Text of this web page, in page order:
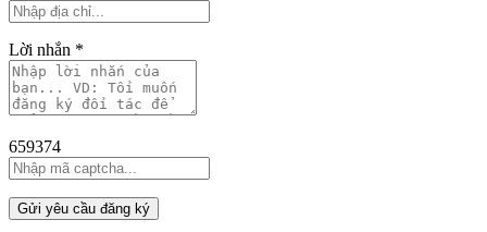
Lời nhắn *
659374
Gửi yêu cầu đăng ký